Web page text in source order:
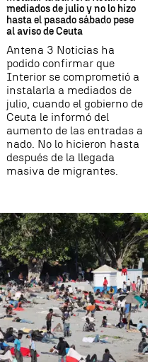
mediados de julio y no lo hizo
hasta el pasado sábado pese
al aviso de Ceuta
Antena 3 Noticias ha
podido confirmar que
Interior se comprometió a
instalarla a mediados de
julio, cuando el gobierno de
Ceuta le informó del
aumento de las entradas a
nado. No lo hicieron hasta
después de la llegada
masiva de migrantes.